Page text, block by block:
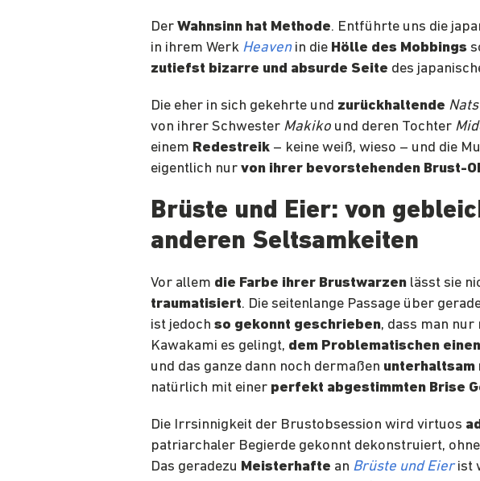
Der Wahnsinn hat Methode. Entführte uns die
in ihrem Werk Heavenin die Hölle des Mobbings
zutiefst bizarre und absurde Seite des
Die eher in sich gekehrte und zurückhaltende
von ihrer Schwester Makiko und deren Tochter
einem Redestreik – keine weiß, wieso – und die
eigentlich nur von ihrer bevorstehenden Brust-
Brüste und Eier: von
anderen Seltsamkeiten
Vor allem die Farbe ihrer Brustwarzen lässt sie
traumatisiert. Die seitenlange Passage über
ist jedoch so gekonnt geschrieben, dass man nur
Kawakami es gelingt, dem Problematischen
und das ganze dann noch dermaßen
natürlich mit einer perfekt abgestimmten Brise
Die Irrsinnigkeit der Brustobsession wird virtuos
patriarchaler Begierde gekonnt dekonstruiert,
Das geradezu Meisterhafte an Brüste und Eierist